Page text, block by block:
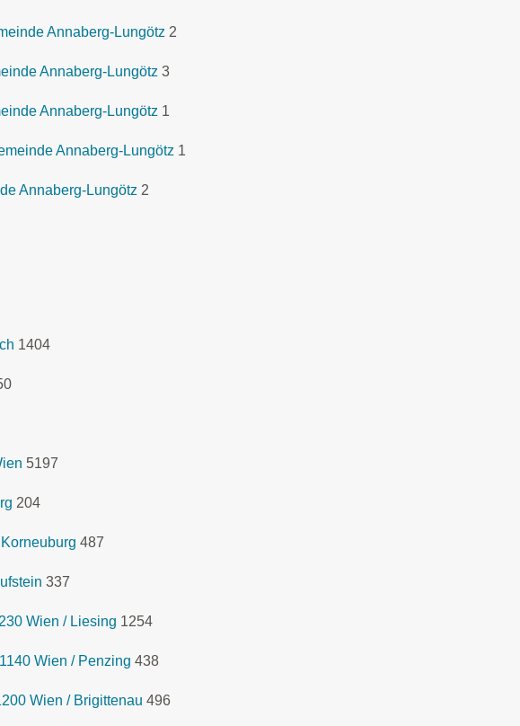
Annaberg-Lungötz 2
Annaberg-Lungötz 3
Annaberg-Lungötz 1
Annaberg-Lungötz 1
Annaberg-Lungötz 2
1404
5197
204
487
337
Wien / Liesing 1254
Wien / Penzing 438
Wien / Brigittenau 496